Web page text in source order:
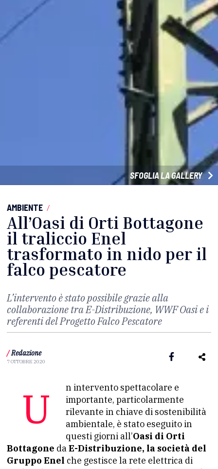
SFOGLIA LA GALLERY
AMBIENTE /
All’Oasi di Orti Bottagone
il traliccio Enel
trasformato in nido per il
falco pescatore
L’intervento è stato possibile grazie alla
collaborazione tra E-Distribuzione, WWF Oasi e i
referenti del Progetto Falco Pescatore
/ Redazione
7 OTTOBRE 2020
Un intervento spettacolare e
importante, particolarmente
rilevante in chiave di sostenibilità
ambientale, è stato eseguito in
questi giorni all’Oasi di Orti
Bottagone daE-Distribuzione, la società del
Gruppo Enel che gestisce la rete elettrica di